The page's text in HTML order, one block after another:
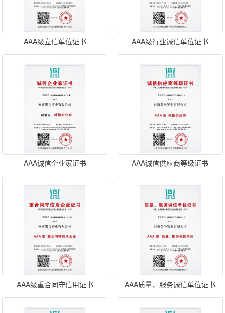
AAA级立信单位证书 AAA级行业诚信单位证书
AAA诚信企业家证书 AAA诚信供应商等级证书
AAA级重合同守信用证书 AAA质量、服务诚信单位证书